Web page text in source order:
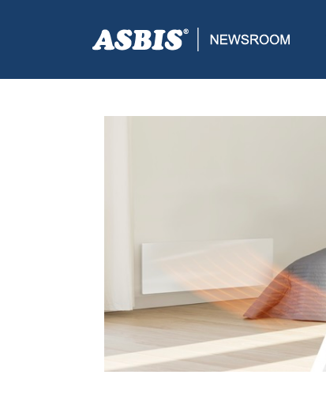
ASBIS>NOWOŚCI> WENTYLACJA I